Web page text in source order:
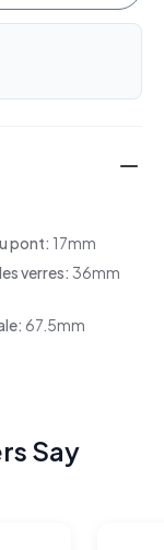
pont: 17mm
verres: 36mm
67.5mm
Say